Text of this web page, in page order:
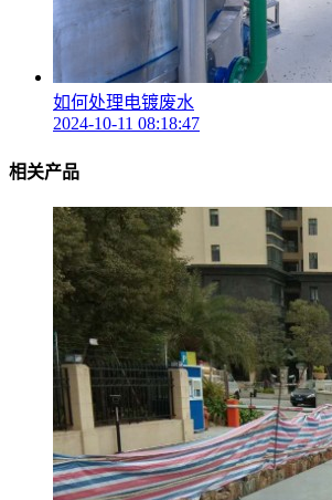
如何处理电镀废水
2024-10-11 08:18:47
相关产品